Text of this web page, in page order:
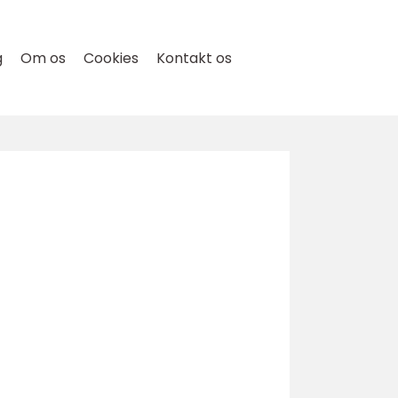
Om os Cookies Kontakt os